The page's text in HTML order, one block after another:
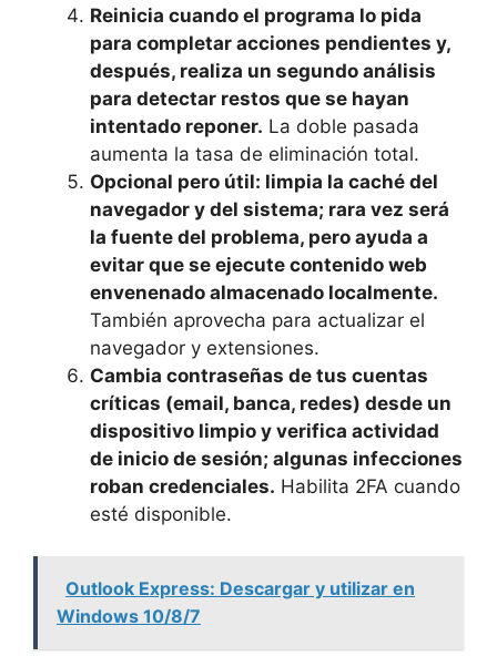
Reinicia cuando el programa lo pida
para completar acciones pendientes y,
después, realiza un segundo análisis
para detectar restos que se hayan
intentado reponer. La doble pasada
aumenta la tasa de eliminación total.
Opcional pero útil: limpia la caché del
navegador y del sistema; rara vez será
la fuente del problema, pero ayuda a
evitar que se ejecute contenido web
envenenado almacenado localmente.
También aprovecha para actualizar el
navegador y extensiones.
Cambia contraseñas de tus cuentas
críticas (email, banca, redes) desde un
dispositivo limpio y verifica actividad
de inicio de sesión; algunas infecciones
roban credenciales. Habilita 2FA cuando
esté disponible.
Outlook Express: Descargar y utilizar en
Windows 10/8/7